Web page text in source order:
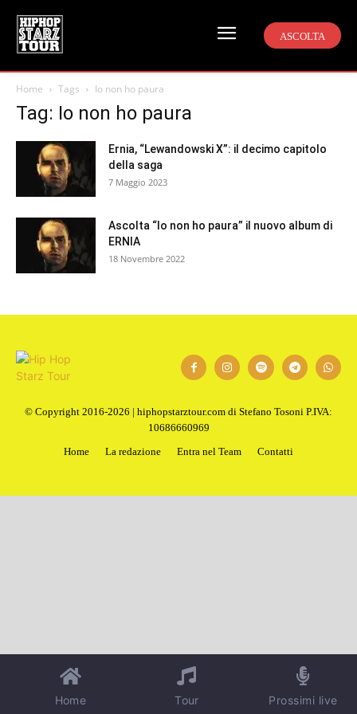
ASCOLTA
Home Tags Io non ho paura
Tag: Io non ho paura
Ernia, “Lewandowski X”: il decimo capitolo
della saga
7 Maggio 2023
Ascolta “Io non ho paura” il nuovo album di
ERNIA
18 Novembre 2022
© Copyright 2016-2026 | hiphopstarztour.com di Stefano Tosoni P.IVA:
10686660969
Home
La redazione Entra nel Team Contatti
Home Tour Prossimi live